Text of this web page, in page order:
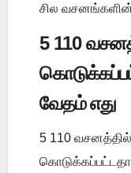
சில
5 110
வேதம் எது
5 110